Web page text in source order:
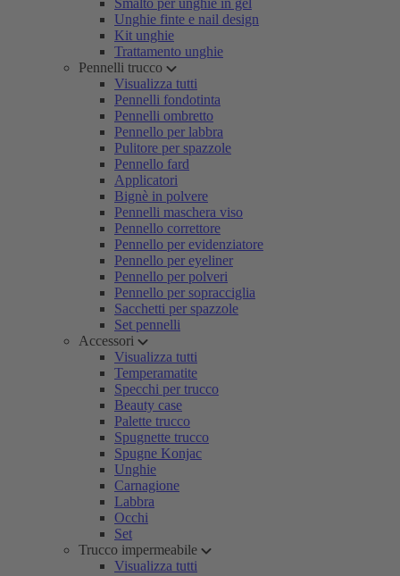
Smalto per unghie in gel
Unghie finte e nail design
Kit unghie
Trattamento unghie
Pennelli trucco
Visualizza tutti
Pennelli fondotinta
Pennelli ombretto
Pennello per labbra
Pulitore per spazzole
Pennello fard
Applicatori
Bignè in polvere
Pennelli maschera viso
Pennello correttore
Pennello per evidenziatore
Pennello per eyeliner
Pennello per polveri
Pennello per sopracciglia
Sacchetti per spazzole
Set pennelli
Accessori
Visualizza tutti
Temperamatite
Specchi per trucco
Beauty case
Palette trucco
Spugnette trucco
Spugne Konjac
Unghie
Carnagione
Labbra
Occhi
Set
Trucco impermeabile
Visualizza tutti